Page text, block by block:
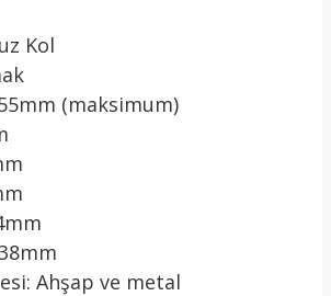
Kol
55mm (maksimum)
Ahşap ve metal